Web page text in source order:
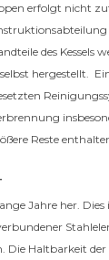
erfolgt nicht
des Kessels
hergestellt.
Reste
Jahre her.
Die Haltbarkeit